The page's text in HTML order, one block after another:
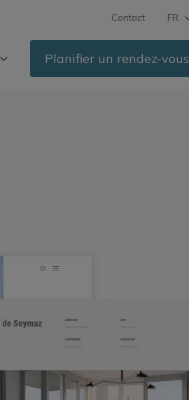
Contact FR
Planifier un rendez-vous